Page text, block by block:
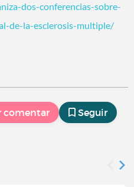
dos-conferencias-sobre-
de-la-esclerosis-multiple/
comentar Seguir